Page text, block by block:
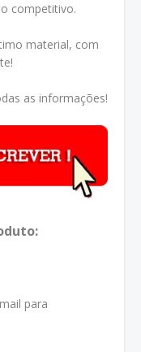
competitivo.
material, com
as informações!
para